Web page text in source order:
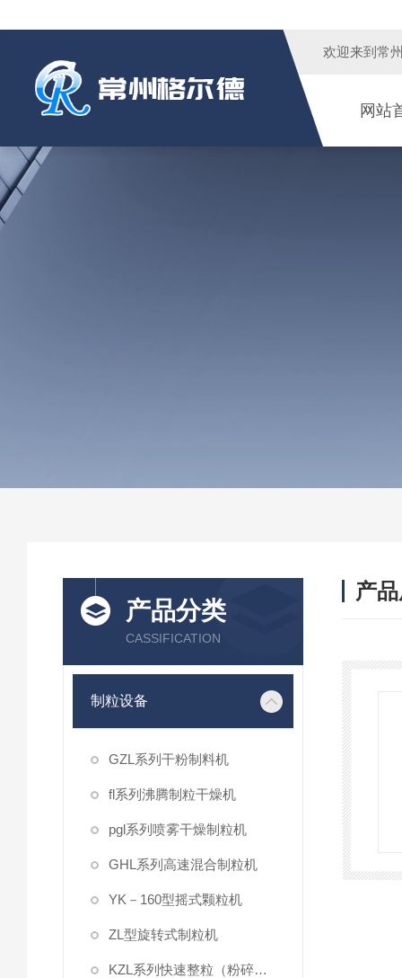
欢迎来到 常
网站
产品分类
CASSIFICATION
制粒设备
GZL系列干粉制料机
fl系列沸腾制粒干燥机
pgl系列喷雾干燥制粒机
GHL系列高速混合制粒机
YK－160型摇式颗粒机
ZL型旋转式制粒机
KZL系列快速整粒（粉碎）机
产